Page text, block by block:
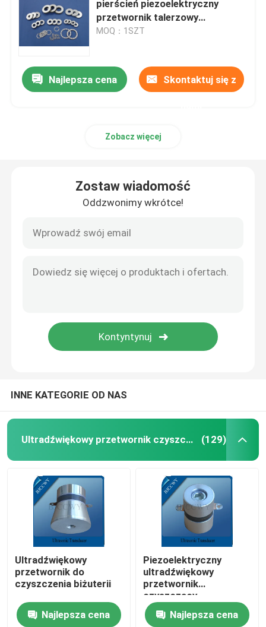
Płytka ceramiczna piezo
Piezoelektryczne dyski ceramiczne
Ultrasonic Welding Transducer
Ultradźwiękowy przetwornik piękna
pierścień piezoelektryczny
przetwornik talerzowy
10x5x2mm
MOQ：1SZT
Najlepsza cena Skontaktuj się z
Zobacz więcej
Zostaw wiadomość
Oddzwonimy wkrótce!
INNE KATEGORIE OD NAS
Ultradźwiękowy przetwornik czyszczący (129)
Ultradźwiękowy
przetwornik do
czyszczenia biżuterii
Najlepsza cena
Piezoelektryczny
ultradźwiękowy
przetwornik
czyszczący
Najlepsza cena